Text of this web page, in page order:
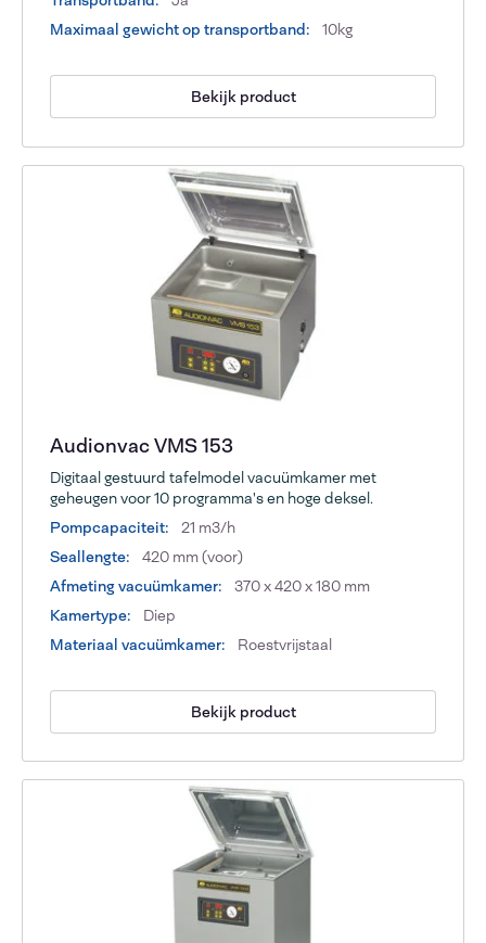
Maximaal gewicht op transportband:
10kg
Bekijk product
Audionvac VMS 153
Digitaal gestuurd tafelmodel vacuümkamer met
geheugen voor 10 programma's en hoge deksel.
Pompcapaciteit:
21 m3/h
Seallengte:
420 mm (voor)
Afmeting vacuümkamer:
370 x 420 x 180 mm
Kamertype:
Diep
Materiaal vacuümkamer:
Roestvrijstaal
Bekijk product